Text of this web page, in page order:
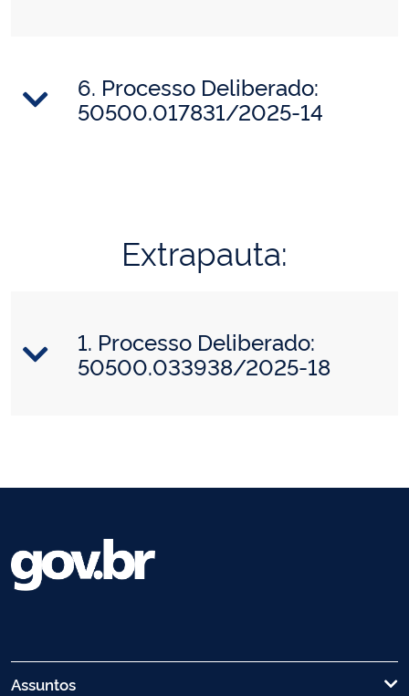
6. Processo Deliberado:
50500.017831/2025-14
Extrapauta:
1. Processo Deliberado:
50500.033938/2025-18
Assuntos